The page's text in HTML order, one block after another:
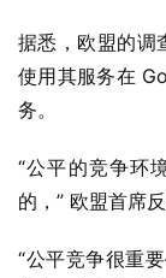
据悉，欧盟的调
使用其服务在
务。
“公平的竞争环
的，” 欧盟首席
“公平竞争很重